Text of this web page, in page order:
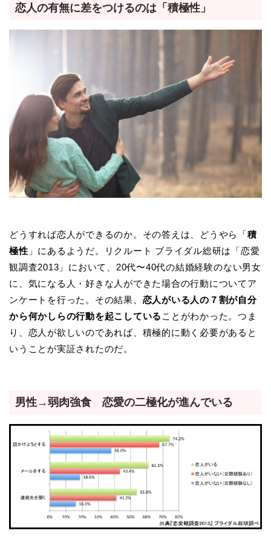
恋人の有無に差をつけるのは「積極性」
どうすれば恋人ができるのか。その答えは、どうやら「 積
極性 」にあるようだ。リクルート ブライダル総研は「恋愛
観調査2013」において、20代〜40代の結婚経験のない男女
に、気になる人・好きな人ができた場合の行動についてア
ンケートを行った。その結果、 恋人がいる人の７割が自分
から何かしらの行動を起こしている ことがわかった。つま
り、恋人が欲しいのであれば、積極的に動く必要があると
いうことが実証されたのだ。
男性→弱肉強食 恋愛の二極化が進んでいる